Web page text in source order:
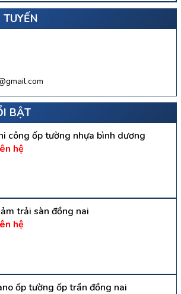
BẬT
công ốp tường nhựa bình dương
hệ
trải sàn đồng nai
hệ
ốp tường ốp trần đồng nai